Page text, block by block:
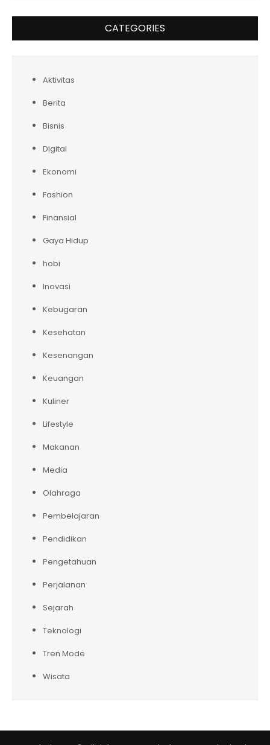
CATEGORIES
Aktivitas
Berita
Bisnis
Digital
Ekonomi
Fashion
Finansial
Gaya Hidup
hobi
Inovasi
Kebugaran
Kesehatan
Kesenangan
Keuangan
Kuliner
Lifestyle
Makanan
Media
Olahraga
Pembelajaran
Pendidikan
Pengetahuan
Perjalanan
Sejarah
Teknologi
Tren Mode
Wisata